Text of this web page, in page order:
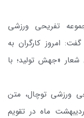
تفریحی ورزشی
امروز کارگران به
«جهش تولید؛ با
ورزشی توچال، متن
ماه در تقویم